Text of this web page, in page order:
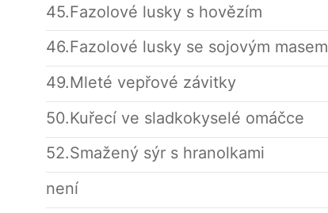
45.Fazolové lusky s hovězím
46.Fazolové lusky se sojovým masem
49.Mleté vepřové závitky
50.Kuřecí ve sladkokyselé omáčce
52.Smažený sýr s hranolkami
není